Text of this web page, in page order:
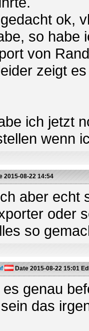
ok,
so habe
von
zeigt
ich jetzt
wenn
2015-08-22 14:54
aber echt
oder
so
Date 2015-08-22 15:01
genau
das